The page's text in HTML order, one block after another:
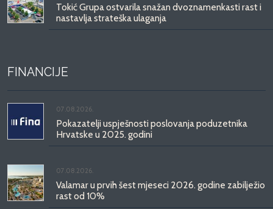
Tokić Grupa ostvarila snažan dvoznamenkasti rast i
nastavlja strateška ulaganja
FINANCIJE
07.08.2026.
Pokazatelji uspješnosti poslovanja poduzetnika
Hrvatske u 2025. godini
07.08.2026.
Valamar u prvih šest mjeseci 2026. godine zabilježio
rast od 10%